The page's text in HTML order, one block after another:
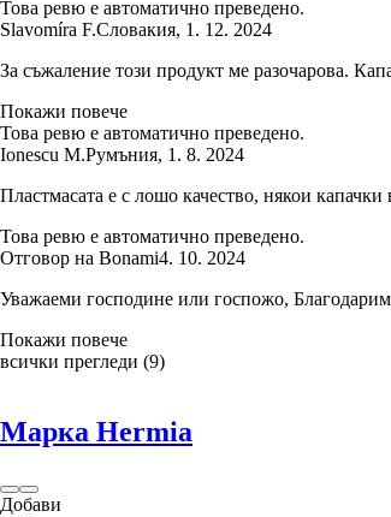
Това ревю е автоматично преведено.
Slavomíra F.Словакия, 1. 12. 2024
За съжаление този продукт ме разочарова.
Покажи повече
Това ревю е автоматично преведено.
Ionescu M.Румъния, 1. 8. 2024
Пластмасата е с лошо качество, някои капачки
Това ревю е автоматично преведено.
Отговор на Bonami4. 10. 2024
Уважаеми господине или госпожо,
Покажи повече
всички прегледи (9)
Марка Hermia
Добави